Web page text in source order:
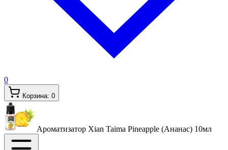
0
Корзина: 0
Ароматизатор Xian Taima Pineapple (Ананас) 10мл